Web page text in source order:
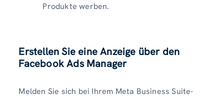
Produkte werben.
Erstellen Sie eine Anzeige über den
Facebook Ads Manager
Melden Sie sich bei Ihrem Meta Business Suite-